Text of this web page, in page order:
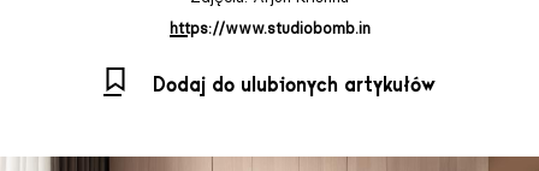
https://www.studiobomb.in
Dodaj do ulubionych artykułów